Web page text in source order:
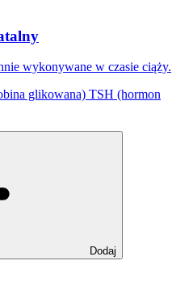
wykonywane w czasie ciąży.
glikowana) TSH (hormon
Dodaj